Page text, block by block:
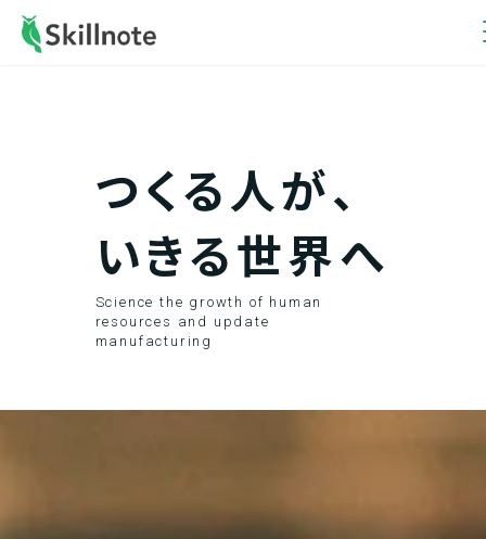
-->
つくる人が、
いきる世界へ
Science the growth of human
resources and update
manufacturing